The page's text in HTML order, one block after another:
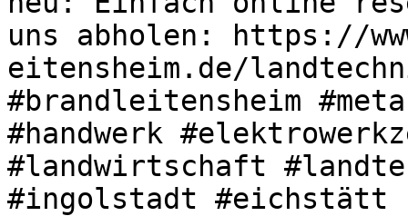
uns abholen: https://
eitensheim.de/
#brandleitensheim
#handwerk
#landwirtschaft
#ingolstadt #eichstätt